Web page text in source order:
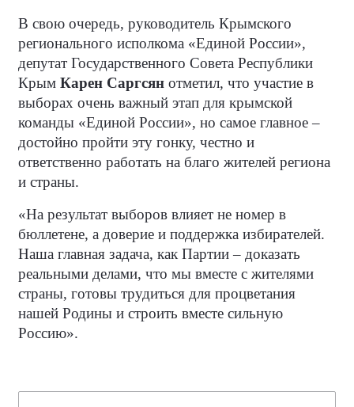
В свою очередь, руководитель Крымского
регионального исполкома «Единой России»,
депутат Государственного Совета Республики
Крым Карен Саргсян отметил, что участие в
выборах очень важный этап для крымской
команды «Единой России», но самое главное –
достойно пройти эту гонку, честно и
ответственно работать на благо жителей региона
и страны.
«На результат выборов влияет не номер в
бюллетене, а доверие и поддержка избирателей.
Наша главная задача, как Партии – доказать
реальными делами, что мы вместе с жителями
страны, готовы трудиться для процветания
нашей Родины и строить вместе сильную
Россию».